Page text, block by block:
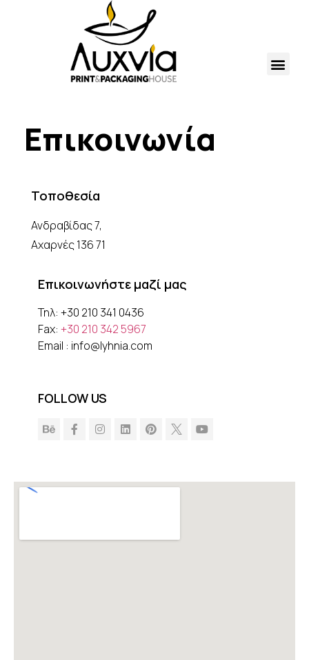
Επικοινωνία
Τοποθεσία
Ανδραβίδας 7,
Αχαρνές 136 71
Επικοινωνήστε μαζί μας
Τηλ: +30 210 341 0436
Fax: +30 210 342 5967
Email : info@lyhnia.com
FOLLOW US